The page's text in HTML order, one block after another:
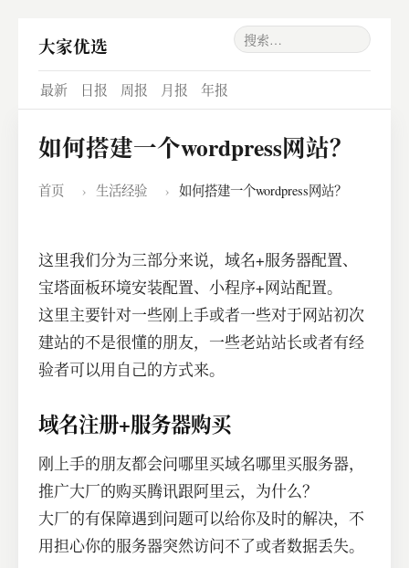
大家优选
最新 日报 周报 月报 年报
如何搭建一个wordpress网站？
首页 › 生活经验 › 如何搭建一个wordpress网站？
这里我们分为三部分来说，域名+服务器配置、
宝塔面板环境安装配置、小程序+网站配置。
这里主要针对一些刚上手或者一些对于网站初次
建站的不是很懂的朋友，一些老站站长或者有经
验者可以用自己的方式来。
域名注册+服务器购买
刚上手的朋友都会问哪里买域名哪里买服务器，
推广大厂的购买腾讯跟阿里云，为什么？
大厂的有保障遇到问题可以给你及时的解决，不
用担心你的服务器突然访问不了或者数据丢失。